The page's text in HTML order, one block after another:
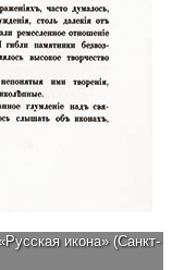
икона» (Санкт-